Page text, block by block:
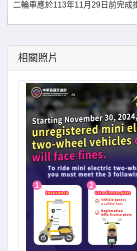
二輪車應於113年11月29日前完成
相關照片